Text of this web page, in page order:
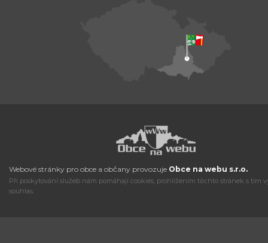
Webové stránky pro obce a občany provozuje Obce na webu s.r.o.
Při poskytování služeb nám pomáhají cookies, prohlížením těchto stránek s tím
souhlas.